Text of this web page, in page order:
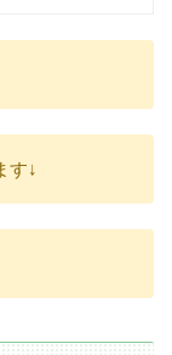
す↓